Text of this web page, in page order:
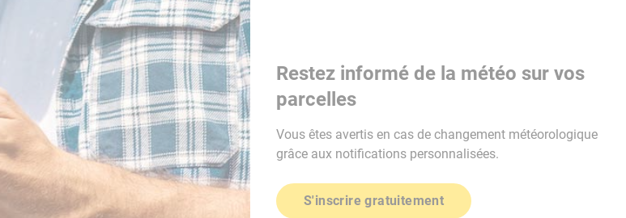
Restez informé de la météo sur vos
parcelles
Vous êtes avertis en cas de changement météorologique
grâce aux notifications personnalisées.
S'inscrire gratuitement